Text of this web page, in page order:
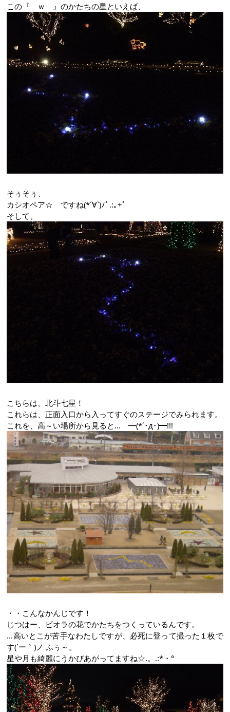
この『 ｗ 』のかたちの星といえば、
そぅそぅ、
カシオペア☆ ですね(*´∀`)ﾉﾟ.:｡+ﾟ
そして、
こちらは、北斗七星！
これらは、正面入口から入ってすぐのステージでみられます。
これを、高～い場所から見ると... ━(*´･д･)━!!!
・・こんなかんじです！
じつはー、ビオラの花でかたちをつくっているんです。
...高いとこが苦手なわたしですが、必死に登って撮った１枚で
す(´ー｀)ノ ふぅ～。
星や月も綺麗にうかびあがってますね☆.。.:*・°